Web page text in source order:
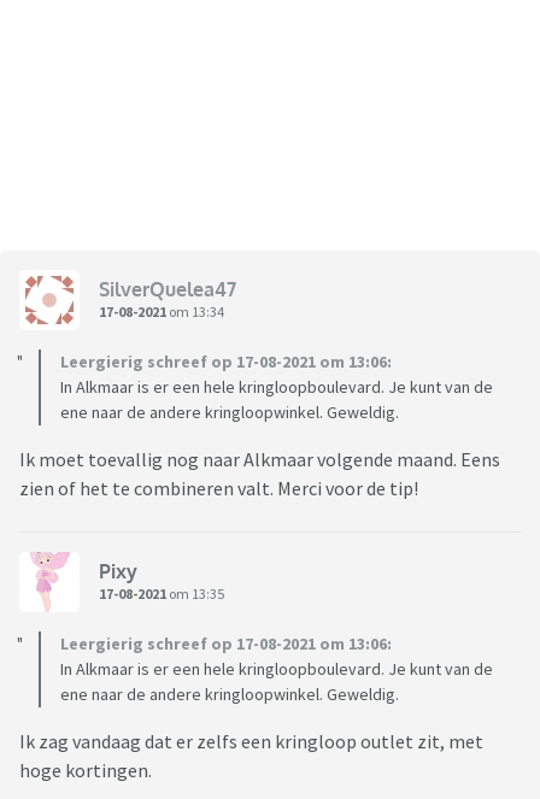
SilverQuelea47
17-08-2021 om 13:34
Leergierig schreef op 17-08-2021 om 13:06:
In Alkmaar is er een hele kringloopboulevard. Je kunt van de
ene naar de andere kringloopwinkel. Geweldig.
Ik moet toevallig nog naar Alkmaar volgende maand. Eens
zien of het te combineren valt. Merci voor de tip!
Pixy
17-08-2021 om 13:35
Leergierig schreef op 17-08-2021 om 13:06:
In Alkmaar is er een hele kringloopboulevard. Je kunt van de
ene naar de andere kringloopwinkel. Geweldig.
Ik zag vandaag dat er zelfs een kringloop outlet zit, met
hoge kortingen.